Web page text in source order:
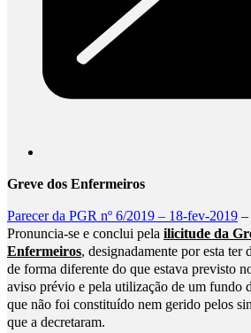
Greve dos Enfermeiros
Parecer da PGR nº 6/2019 – 18-fev-2019 –
Pronuncia-se e conclui pela ilicitude da
Enfermeiros, designadamente por esta ter
de forma diferente do que estava previsto
aviso prévio e pela utilização de um fundo
que não foi constituído nem gerido pelos
que a decretaram.